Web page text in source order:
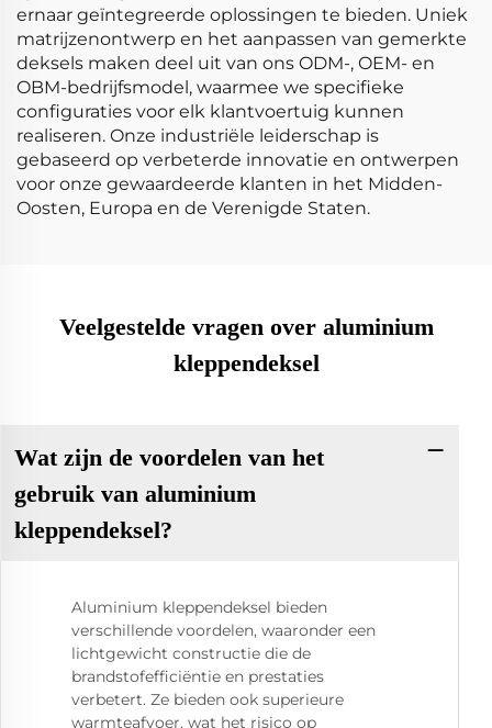
ernaar geïntegreerde oplossingen te bieden. Uniek
matrijzenontwerp en het aanpassen van gemerkte
deksels maken deel uit van ons ODM-, OEM- en
OBM-bedrijfsmodel, waarmee we specifieke
configuraties voor elk klantvoertuig kunnen
realiseren. Onze industriële leiderschap is
gebaseerd op verbeterde innovatie en ontwerpen
voor onze gewaardeerde klanten in het Midden-
Oosten, Europa en de Verenigde Staten.
Veelgestelde vragen over aluminium
kleppendeksel
Wat zijn de voordelen van het
gebruik van aluminium
kleppendeksel?
Aluminium kleppendeksel bieden
verschillende voordelen, waaronder een
lichtgewicht constructie die de
brandstofefficiëntie en prestaties
verbetert. Ze bieden ook superieure
warmteafvoer, wat het risico op